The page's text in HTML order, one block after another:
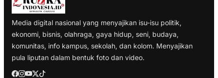
Media digital nasional yang menyajikan isu-isu politik,
ekonomi, bisnis, olahraga, gaya hidup, seni, budaya,
komunitas, info kampus, sekolah, dan kolom. Menyajikan
pula liputan dalam bentuk foto dan video.